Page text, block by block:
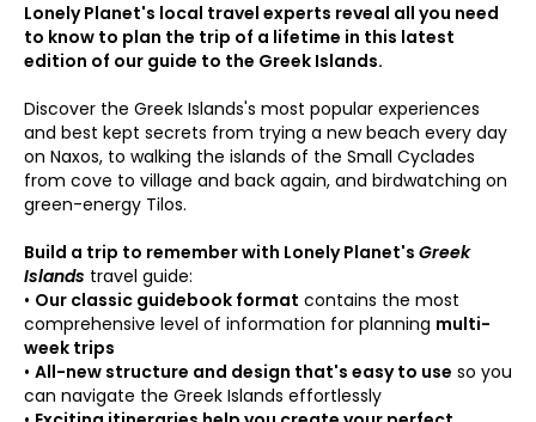
Lonely Planet's local travel experts reveal all you need
to know to plan the trip of a lifetime in this latest
edition of our guide to the Greek Islands.
Discover the Greek Islands's most popular experiences
and best kept secrets from trying a new beach every day
on Naxos, to walking the islands of the Small Cyclades
from cove to village and back again, and birdwatching on
green-energy Tilos.
Build a trip to remember with Lonely Planet's Greek
Islands travel guide:
• Our classic guidebook format contains the most
comprehensive level of information for planning multi-
week trips
• All-new structure and design that's easy to use so you
can navigate the Greek Islands effortlessly